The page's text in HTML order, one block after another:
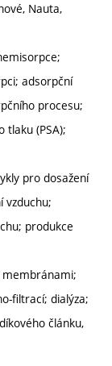
Nauta,
adsorpční
procesu;
(PSA);
pro dosažení
vzduchu;
produkce
filtrací; dialýza;
článku,